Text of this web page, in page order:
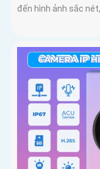
đến hình ảnh sắc